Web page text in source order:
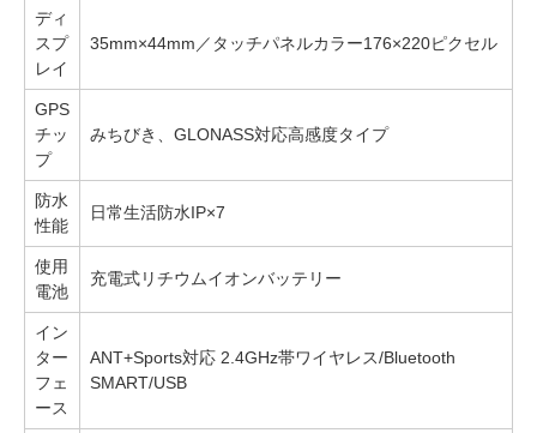
ディ
スプ
レイ
35mm×44mm／タッチパネルカラー176×220ピクセル
GPS
チッ
プ
みちびき、GLONASS対応高感度タイプ
防水
性能
日常生活防水IP×7
使用
電池
充電式リチウムイオンバッテリー
イン
ター
フェ
ース
ANT+Sports対応 2.4GHz帯ワイヤレス/Bluetooth
SMART/USB